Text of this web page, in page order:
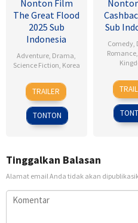
Nonton Film
The Great Flood
2025 Sub
Indonesia
Adventure, Drama,
Science Fiction, Korea
18
Sep
2025
Kim
Byung-
woo
TRAILER
TONTON
Sub
Comedy,
Romance,
Tinggalkan Balasan
Alamat email Anda tidak akan